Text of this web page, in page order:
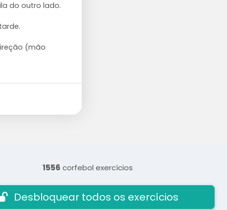
do outro lado.
(mão
1556 corfebol exercícios
Desbloquear todos os exercícios